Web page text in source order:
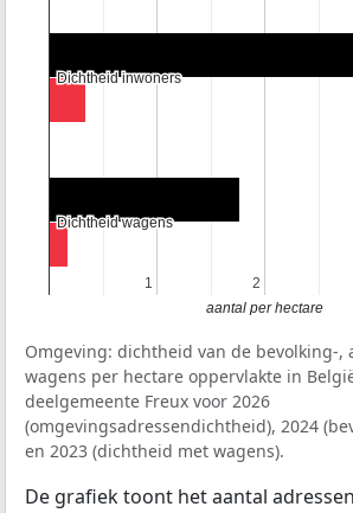
1
1 2
2
Dichtheid inwoners
Dichtheid inwoners
Dichtheid wagens
Dichtheid wagens
aantal per hectare
Omgeving: dichtheid van de bevolking-,
wagens per hectare oppervlakte in
deelgemeente Freux voor 2026
(omgevingsadressendichtheid), 2024
en 2023 (dichtheid met wagens).
De grafiek toont het aantal